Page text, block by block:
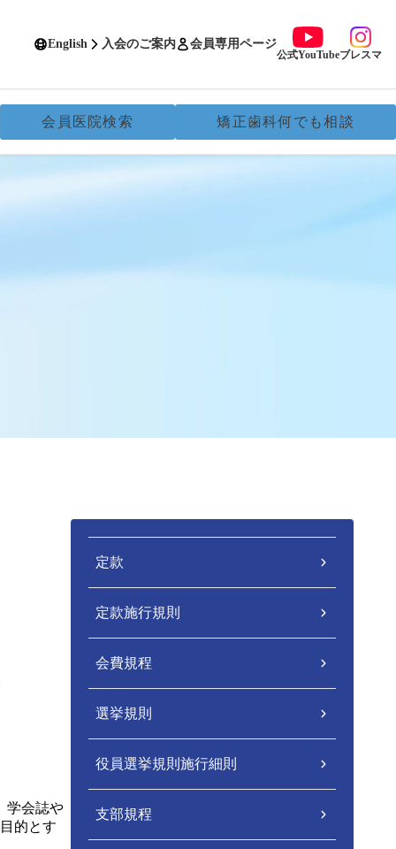
English 入会のご案内 会員専用ページ
公式YouTubeブレスマ
会員医院検索 矯正歯科何でも相談
学会誌や
的とす
定款
定款施行規則
会費規程
選挙規則
役員選挙規則施行細則
支部規程